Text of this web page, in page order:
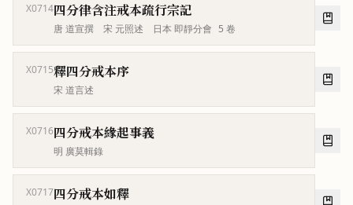
X0714四分律含注戒本疏行宗記
唐 道宣撰 宋 元照述 日本 即靜分會 5 卷
X0715釋四分戒本序
宋 道言述
X0716四分戒本緣起事義
明 廣莫輯錄
X0717四分戒本如釋